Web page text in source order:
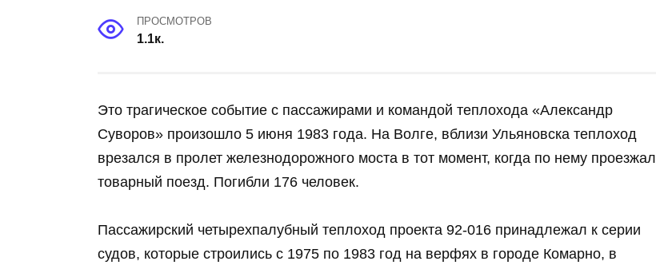
ПРОСМОТРОВ
1.1к.
Это трагическое событие с пассажирами и командой теплохода «Александр
Суворов» произошло 5 июня 1983 года. На Волге, вблизи Ульяновска теплоход
врезался в пролет железнодорожного моста в тот момент, когда по нему проезжал
товарный поезд. Погибли 176 человек.
Пассажирский четырехпалубный теплоход проекта 92-016 принадлежал к серии
судов, которые строились с 1975 по 1983 год на верфях в городе Комарно, в